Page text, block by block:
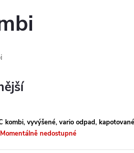
kombi, vyvýšené, vario odpad,
Momentálně nedostupné